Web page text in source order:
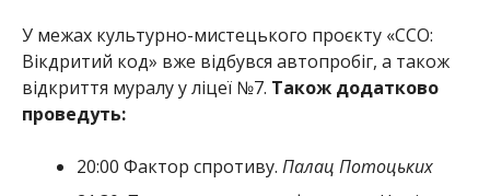
У межах культурно-мистецького проєкту «ССО:
Вікдритий код» вже відбувся автопробіг, а також
відкриття муралу у ліцеї №7. Також додатково
проведуть:
20:00 Фактор спротиву. Палац Потоцьких